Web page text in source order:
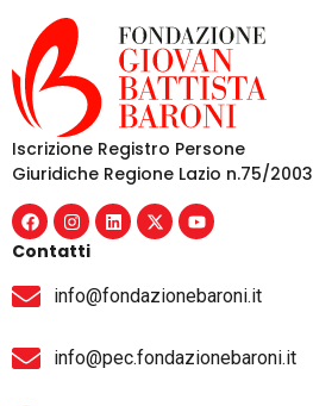
Iscrizione Registro Persone
Giuridiche Regione Lazio n.75/2003
Contatti
info@fondazionebaroni.it
info@pec.fondazionebaroni.it